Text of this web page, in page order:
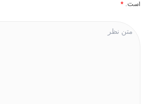
است. *